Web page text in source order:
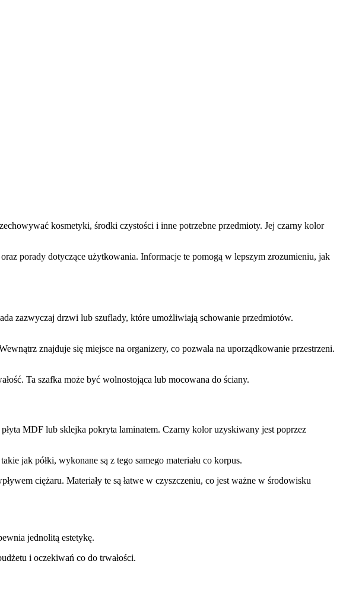
kosmetyki, środki czystości i inne potrzebne przedmioty. Jej czarny kolor
porady dotyczące użytkowania. Informacje te pomogą w lepszym zrozumieniu, jak
zazwyczaj drzwi lub szuflady, które umożliwiają schowanie przedmiotów.
znajduje się miejsce na organizery, co pozwala na uporządkowanie przestrzeni.
Ta szafka może być wolnostojąca lub mocowana do ściany.
MDF lub sklejka pokryta laminatem. Czarny kolor uzyskiwany jest poprzez
jak półki, wykonane są z tego samego materiału co korpus.
ciężaru. Materiały te są łatwe w czyszczeniu, co jest ważne w środowisku
jednolitą estetykę.
i oczekiwań co do trwałości.